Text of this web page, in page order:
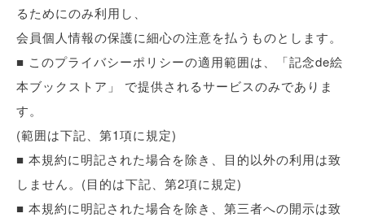
るためにのみ利用し、
会員個人情報の保護に細心の注意を払うものとします。
■ このプライバシーポリシーの適用範囲は、「記念de絵
本ブックストア」 で提供されるサービスのみでありま
す。
(範囲は下記、第1項に規定)
■ 本規約に明記された場合を除き、目的以外の利用は致
しません。(目的は下記、第2項に規定)
■ 本規約に明記された場合を除き、第三者への開示は致